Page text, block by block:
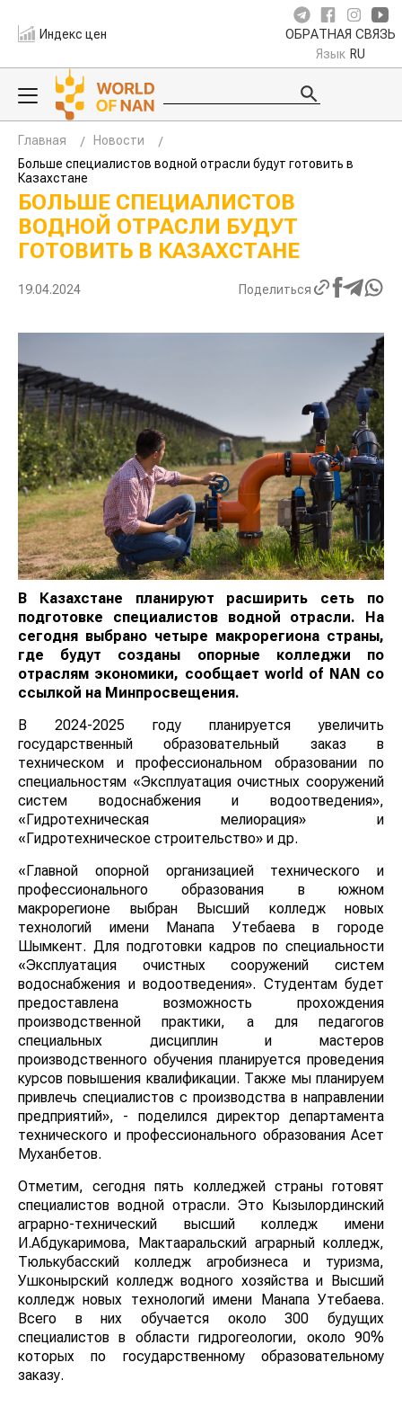
Индекс цен ОБРАТНАЯ СВЯЗЬ
Язык RU
Главная
Новости
Больше специалистов водной отрасли будут готовить в
Казахстане
БОЛЬШЕ СПЕЦИАЛИСТОВ
ВОДНОЙ ОТРАСЛИ БУДУТ
ГОТОВИТЬ В КАЗАХСТАНЕ
19.04.2024 Поделиться
В Казахстане планируют расширить сеть по
подготовке специалистов водной отрасли. На
сегодня выбрано четыре макрорегиона страны,
где будут созданы опорные колледжи по
отраслям экономики, сообщает world of NAN со
ссылкой на Минпросвещения.
В 2024-2025 году планируется увеличить
государственный образовательный заказ в
техническом и профессиональном образовании по
специальностям «Эксплуатация очистных сооружений
систем водоснабжения и водоотведения»,
«Гидротехническая мелиорация» и
«Гидротехническое строительство» и др.
«Главной опорной организацией технического и
профессионального образования в южном
макрорегионе выбран Высший колледж новых
технологий имени Манапа Утебаева в городе
Шымкент. Для подготовки кадров по специальности
«Эксплуатация очистных сооружений систем
водоснабжения и водоотведения». Студентам будет
предоставлена возможность прохождения
производственной практики, а для педагогов
специальных дисциплин и мастеров
производственного обучения планируется проведения
курсов повышения квалификации. Также мы планируем
привлечь специалистов с производства в направлении
предприятий», - поделился директор департамента
технического и профессионального образования Асет
Муханбетов.
Отметим, сегодня пять колледжей страны готовят
специалистов водной отрасли. Это Кызылординский
аграрно-технический высший колледж имени
И.Абдукаримова, Мактааральский аграрный колледж,
Тюлькубасский колледж агробизнеса и туризма,
Ушконырский колледж водного хозяйства и Высший
колледж новых технологий имени Манапа Утебаева.
Всего в них обучается около 300 будущих
специалистов в области гидрогеологии, около 90%
которых по государственному образовательному
заказу.